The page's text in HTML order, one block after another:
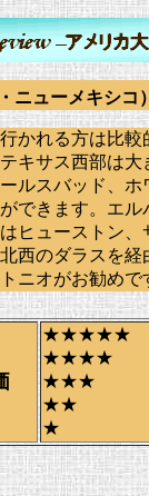
ニューメキシコ
れる方は比較
キサス西部は
ルスバッド、
できます。エ
ヒューストン
西のダラスを
ニオがお勧めで
★★★★★
★★★★
★★★
★★
★